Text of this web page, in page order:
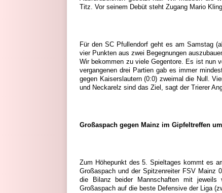
Titz. Vor seinem Debüt steht Zugang Mario
Für den SC Pfullendorf geht es am Samstag
vier Punkten aus zwei Begegnungen
Wir bekommen zu viele Gegentore. Es ist nun
vergangenen drei Partien gab es immer
gegen Kaiserslautern (0:0) zweimal die Null.
und Neckarelz sind das Ziel, sagt der Trierer
Großaspach gegen Mainz im Gipfeltreffen
Zum Höhepunkt des 5. Spieltages kommt es
Großaspach und der Spitzenreiter FSV Mainz
die Bilanz beider Mannschaften mit jeweils
Großaspach auf die beste Defensive der Liga